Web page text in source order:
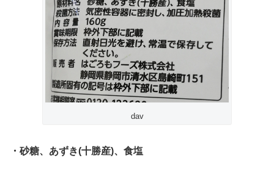
dav
・砂糖、あずき(十勝産)、食塩